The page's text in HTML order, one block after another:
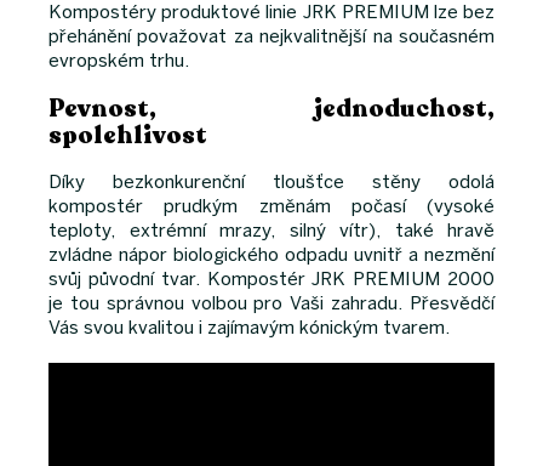
Kompostéry produktové linie JRK PREMIUM lze bez
přehánění považovat za nejkvalitnější na současném
evropském trhu.
Pevnost, jednoduchost,
spolehlivost
Díky bezkonkurenční tloušťce stěny odolá
kompostér prudkým změnám počasí (vysoké
teploty, extrémní mrazy, silný vítr), také hravě
zvládne nápor biologického odpadu uvnitř a nezmění
svůj původní tvar. Kompostér JRK PREMIUM 2000
je tou správnou volbou pro Vaši zahradu. Přesvědčí
Vás svou kvalitou i zajímavým kónickým tvarem.